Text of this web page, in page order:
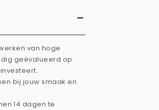
van hoge
geëvalueerd op
bij jouw smaak en
14 dagen te